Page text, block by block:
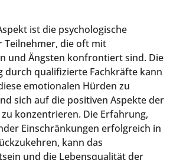
ist die psychologische
Teilnehmer, die oft mit
und Ängsten konfrontiert sind. Die
durch qualifizierte Fachkräfte kann
emotionalen Hürden zu
sich auf die positiven Aspekte der
konzentrieren. Die Erfahrung,
Einschränkungen erfolgreich in
kann das
und die Lebensqualität der